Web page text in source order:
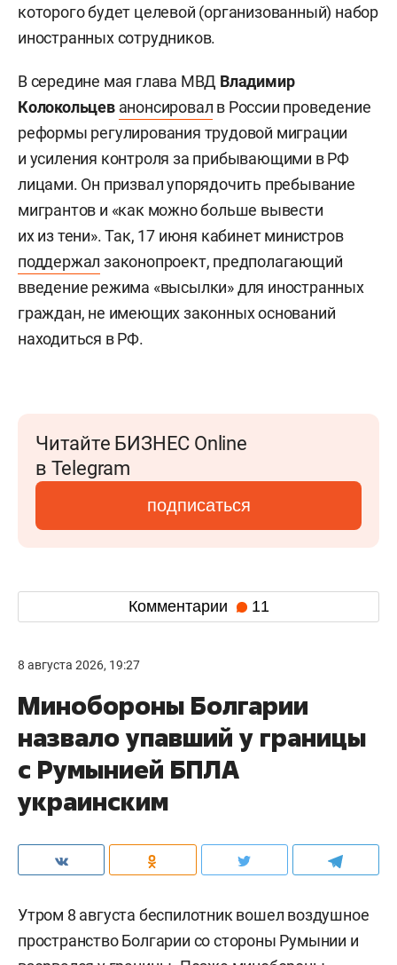
которого будет целевой (организованный) набор
иностранных сотрудников.
В середине мая глава МВД Владимир
Колокольцев анонсировал в России проведение
реформы регулирования трудовой миграции
и усиления контроля за прибывающими в РФ
лицами. Он призвал упорядочить пребывание
мигрантов и «как можно больше вывести
их из тени». Так, 17 июня кабинет министров
поддержал законопроект, предполагающий
введение режима «высылки» для иностранных
граждан, не имеющих законных оснований
находиться в РФ.
Читайте БИЗНЕС Online
в Telegram
подписаться
Комментарии 11
8 августа 2026, 19:27
Минобороны Болгарии
назвало упавший у границы
с Румынией БПЛА
украинским
Утром 8 августа беспилотник вошел воздушное
пространство Болгарии со стороны Румынии и